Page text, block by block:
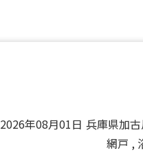
2026年08月02日 兵庫県明
エアコ